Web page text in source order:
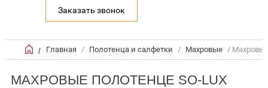
Заказать звонок
/ Главная / Полотенца и салфетки / Махровые /
МАХРОВЫЕ ПОЛОТЕНЦЕ SO-LUX